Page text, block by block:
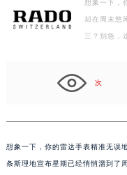
想象一下，
却在周末悠
三？别急，
次
想象一下，你的雷达手表精准无误
条斯理地宣布星期已经悄悄溜到了